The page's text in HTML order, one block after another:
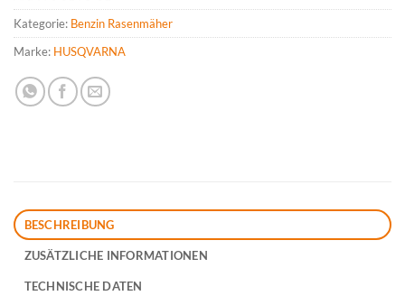
Kategorie: Benzin Rasenmäher
Marke: HUSQVARNA
BESCHREIBUNG
ZUSÄTZLICHE INFORMATIONEN
TECHNISCHE DATEN